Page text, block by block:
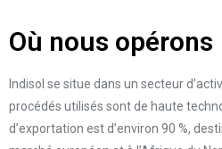
Où nous opérons
Indisol se situe dans un secteur
procédés utilisés sont de haute
d’exportation est d’environ 90 %,